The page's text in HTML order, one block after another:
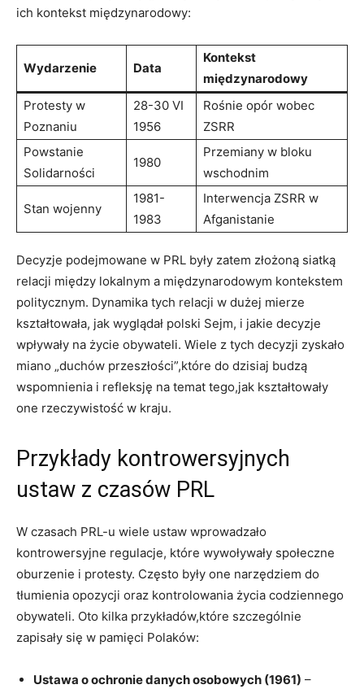
ich kontekst międzynarodowy:
Wydarzenie Data
Kontekst
międzynarodowy
Protesty w
Poznaniu
28-30 VI
1956
Rośnie opór wobec
ZSRR
Powstanie
Solidarności
1980
Przemiany w bloku
wschodnim
Stan wojenny
1981-
1983
Interwencja ZSRR w
Afganistanie
Decyzje podejmowane w PRL były zatem złożoną siatką
relacji między lokalnym a międzynarodowym kontekstem
politycznym. Dynamika tych relacji w dużej mierze
kształtowała, jak wyglądał polski Sejm, i jakie decyzje
wpływały na życie obywateli. Wiele z tych decyzji zyskało
miano „duchów przeszłości”,które do dzisiaj budzą
wspomnienia i refleksję na temat tego,jak kształtowały
one rzeczywistość w kraju.
Przykłady kontrowersyjnych
ustaw z czasów PRL
W czasach PRL-u wiele ustaw wprowadzało
kontrowersyjne regulacje, które wywoływały społeczne
oburzenie i protesty. Często były one narzędziem do
tłumienia opozycji oraz kontrolowania życia codziennego
obywateli. Oto kilka przykładów,które szczególnie
zapisały się w pamięci Polaków:
Ustawa o ochronie danych osobowych (1961) –